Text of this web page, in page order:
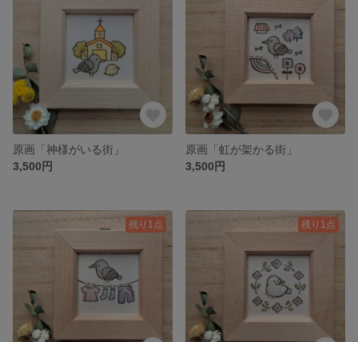
原画「神様がいる街」
3,500円
原画「虹が架かる街」
3,500円
残り1点 残り1点